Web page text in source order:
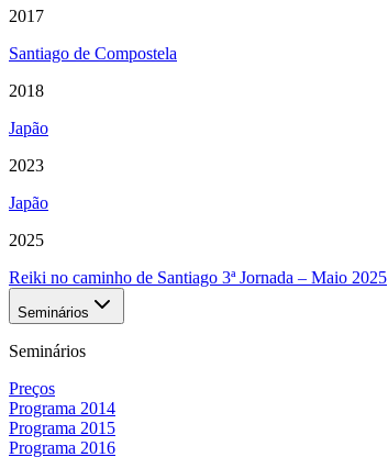
2017
Santiago de Compostela
2018
Japão
2023
Japão
2025
Reiki no caminho de Santiago 3ª Jornada – Maio 2025
Seminários
Seminários
Preços
Programa 2014
Programa 2015
Programa 2016